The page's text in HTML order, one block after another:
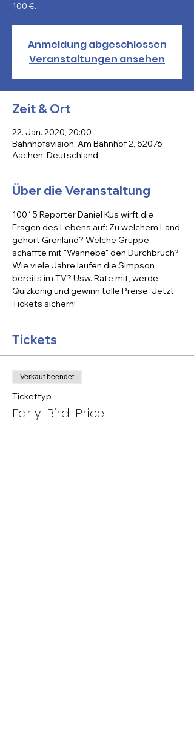
100 €.
Anmeldung abgeschlossen
Veranstaltungen ansehen
Zeit & Ort
22. Jan. 2020, 20:00
Bahnhofsvision, Am Bahnhof 2, 52076
Aachen, Deutschland
Über die Veranstaltung
100´5 Reporter Daniel Kus wirft die
Fragen des Lebens auf: Zu welchem Land
gehört Grönland? Welche Gruppe
schaffte mit "Wannebe" den Durchbruch?
Wie viele Jahre laufen die Simpson
bereits im TV? Usw. Rate mit, werde
Quizkönig und gewinn tolle Preise. Jetzt
Tickets sichern!
Tickets
Verkauf beendet
Tickettyp
Early-Bird-Price